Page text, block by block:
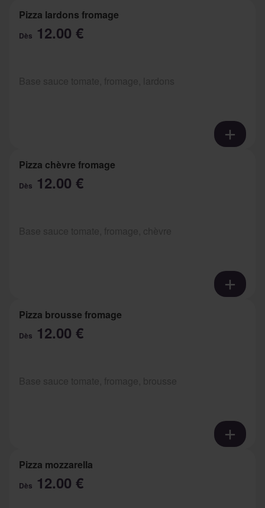
Pizza lardons fromage
Dès 12.00 €
Pizza chèvre fromage
Dès 12.00 €
Pizza brousse fromage
Dès 12.00 €
Pizza mozzarella
Dès 12.00 €